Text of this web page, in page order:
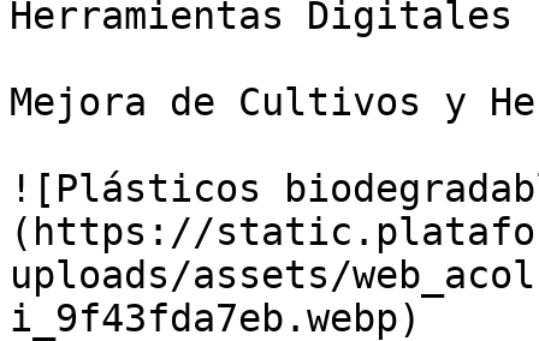
Herramientas Digitales
Mejora de Cultivos y
![Plásticos
(https://
uploads/assets/
i_9f43fda7eb.webp)